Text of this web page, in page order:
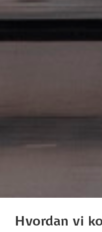
Hvordan vi